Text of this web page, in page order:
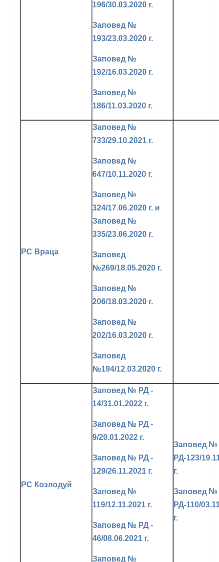
196/30.03.2020 г.
Заповед №
193/23.03.2020 г.
Заповед №
192/16.03.2020 г.
Заповед №
186/11.03.2020 г.
РС Враца
Заповед №
733/29.10.2021 г.
Заповед №
647/10.11.2020 г.
Заповед №
324/17.06.2020 г. и
Заповед №
335/23.06.2020 г.
Заповед
№269/18.05.2020 г.
Заповед №
206/18.03.2020 г.
Заповед №
202/16.03.2020 г.
Заповед
№194/12.03.2020 г.
РС Козлодуй
Заповед № РД -
14/31.01.2022 г.
Заповед № РД -
9/20.01.2022 г.
Заповед № РД -
129/26.11.2021 г.
Заповед №
119/12.11.2021 г.
Заповед № РД -
46/08.06.2021 г.
Заповед №
Заповед №
РД-123/
г.
Заповед №
РД-110/
г.